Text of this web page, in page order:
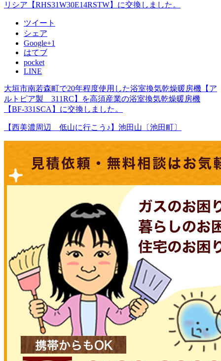
リシア【RHS31W30E14RSTW】に交換しました。
ツイート
シェア
Google+1
はてブ
pocket
LINE
大垣市南若森町で20年程度使用した浴室換気乾燥暖房機【ア
ルトピア製 311RC】を高須産業の浴室換気乾燥暖房機
【BF-331SCA】に交換しました。
【西美濃周辺 低山に行こう♪】池田山〔池田町〕